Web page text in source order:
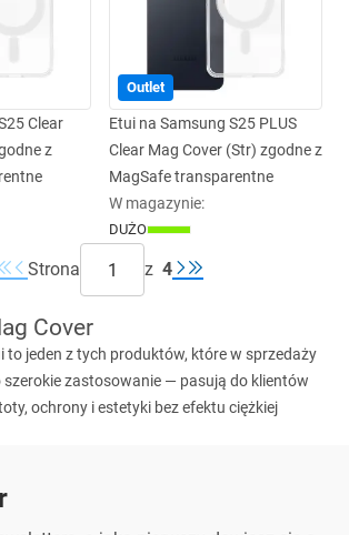
Clear
z
Outlet
Etui na Samsung S25 PLUS
Clear Mag Cover (Str) zgodne z
MagSafe transparentne
W magazynie:
DUŻO
Strona z 4
Cover
to jeden z tych produktów, które w sprzedaży
szerokie zastosowanie — pasują do klientów
ochrony i estetyki bez efektu ciężkiej
warianty transparentnych